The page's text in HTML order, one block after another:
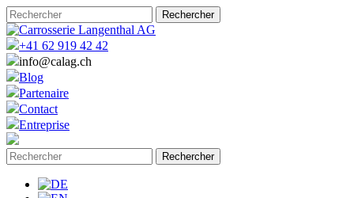
+41 62 919 42 42
info@calag.ch
Blog
Partenaire
Contact
Entreprise